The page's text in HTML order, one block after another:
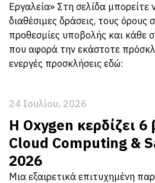
Εργαλεία» Στη σελίδα μπορείτε
διαθέσιμες δράσεις, τους όρους
προθεσμίες υποβολής και κάθε
που αφορά την εκάστοτε
ενεργές προσκλήσεις εδώ:
24 Ιουλίου, 2026
Η Oxygen κερδίζει
Cloud Computing &
2026
Μια εξαιρετικά επιτυχημένη